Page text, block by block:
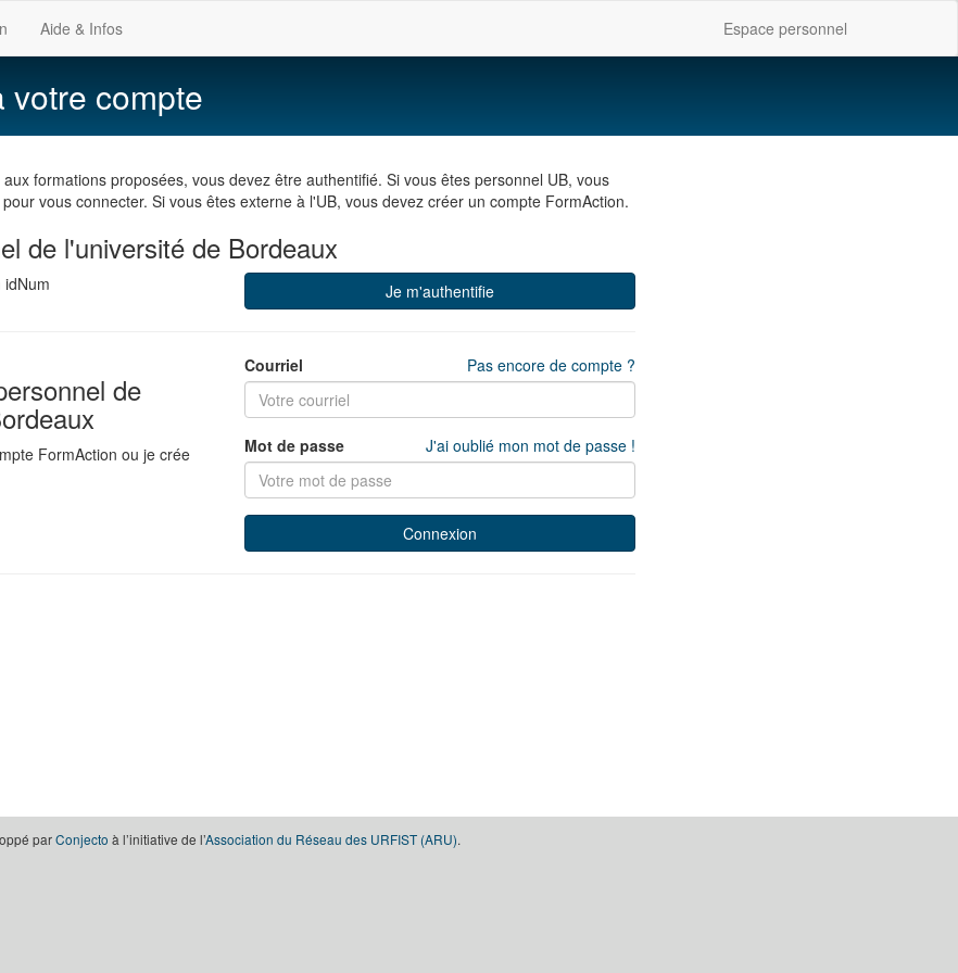
Aide & Infos Espace personnel
votre compte
formations proposées, vous devez être authentifié. Si vous êtes personnel UB, vous
vous connecter. Si vous êtes externe à l'UB, vous devez créer un compte FormAction.
de l'université de Bordeaux
Je m'authentifie
de
FormAction ou je crée
Pas encore de compte ?
Courriel
J'ai oublié mon mot de passe !
Mot de passe
parConjecto à l’initiative de l’Association du Réseau des URFIST (ARU).